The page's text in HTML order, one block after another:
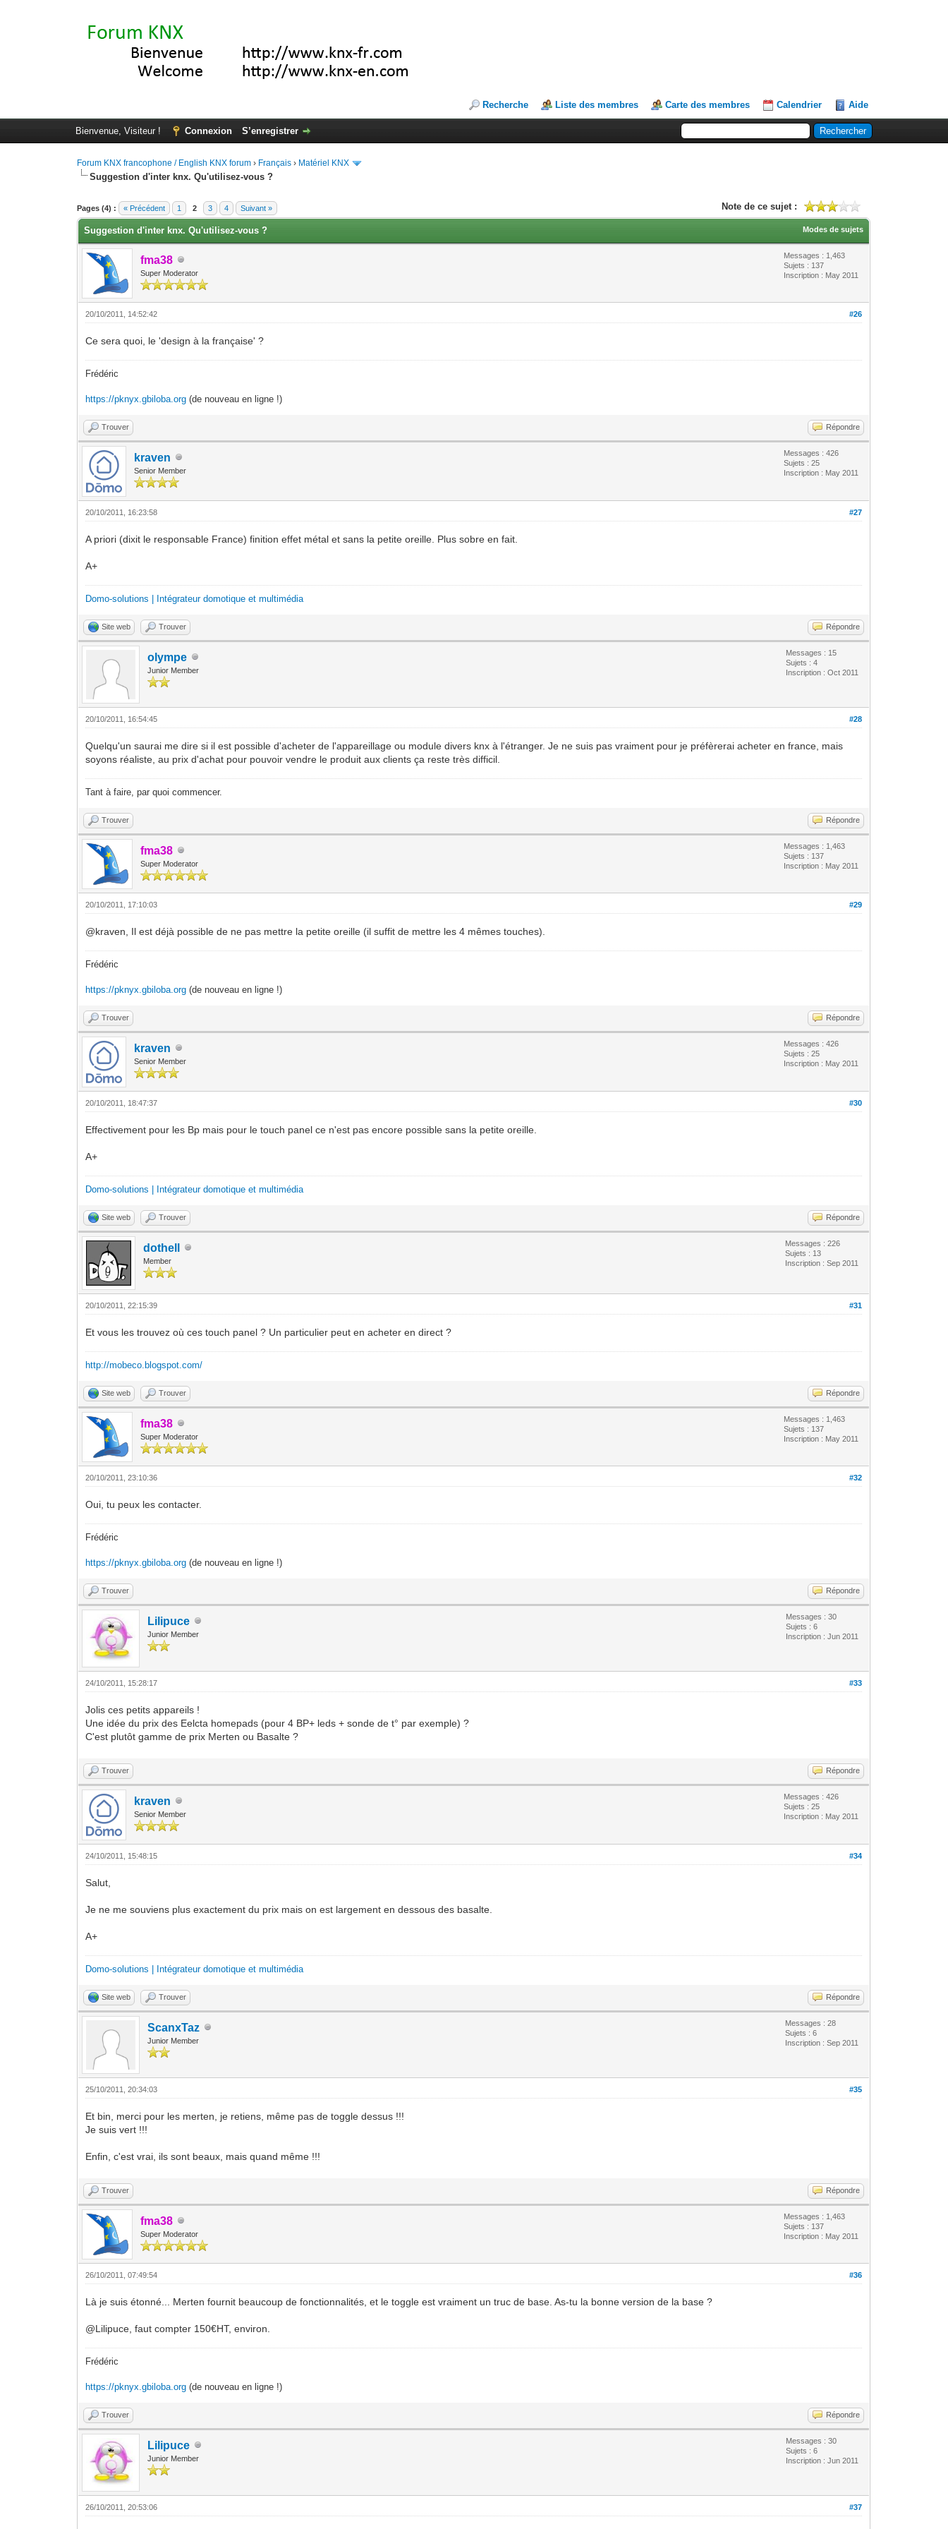
Recherche Liste des membres Carte des membres Calendrier Aide
Bienvenue, Visiteur ! Connexion S’enregistrer
Forum KNX francophone / English KNX forum › Français › Matériel KNX
Suggestion d'inter knx. Qu'utilisez-vous ?
Pages (4) : « Précédent 1 2 3 4 Suivant » Note de ce sujet :
Moyenne : 3 (1 vote(s))
1
2
3
4
5
Modes de sujets
Suggestion d'inter knx. Qu'utilisez-vous ?
fma38
Super Moderator
Messages : 1,463
Sujets : 137
Inscription : May 2011
#26
20/10/2011, 14:52:42
Ce sera quoi, le 'design à la française' ?
Frédéric
https://pknyx.gbiloba.org (de nouveau en ligne !)
Trouver Répondre
kraven
Senior Member
Messages : 426
Sujets : 25
Inscription : May 2011
#27
20/10/2011, 16:23:58
A priori (dixit le responsable France) finition effet métal et sans la petite oreille. Plus sobre en fait.
A+
Domo-solutions | Intégrateur domotique et multimédia
Site web Trouver Répondre
olympe
Junior Member
Messages : 15
Sujets : 4
Inscription : Oct 2011
#28
20/10/2011, 16:54:45
Quelqu'un saurai me dire si il est possible d'acheter de l'appareillage ou module divers knx à l'étranger. Je ne suis pas vraiment pour je préfèrerai acheter en france, mais
soyons réaliste, au prix d'achat pour pouvoir vendre le produit aux clients ça reste très difficil.
Tant à faire, par quoi commencer.
Trouver Répondre
fma38
Super Moderator
Messages : 1,463
Sujets : 137
Inscription : May 2011
#29
20/10/2011, 17:10:03
@kraven, Il est déjà possible de ne pas mettre la petite oreille (il suffit de mettre les 4 mêmes touches).
Frédéric
https://pknyx.gbiloba.org (de nouveau en ligne !)
Trouver Répondre
kraven
Senior Member
Messages : 426
Sujets : 25
Inscription : May 2011
#30
20/10/2011, 18:47:37
Effectivement pour les Bp mais pour le touch panel ce n'est pas encore possible sans la petite oreille.
A+
Domo-solutions | Intégrateur domotique et multimédia
Site web Trouver Répondre
dothell
Member
Messages : 226
Sujets : 13
Inscription : Sep 2011
#31
20/10/2011, 22:15:39
Et vous les trouvez où ces touch panel ? Un particulier peut en acheter en direct ?
http://mobeco.blogspot.com/
Site web Trouver Répondre
fma38
Super Moderator
Messages : 1,463
Sujets : 137
Inscription : May 2011
#32
20/10/2011, 23:10:36
Oui, tu peux les contacter.
Frédéric
https://pknyx.gbiloba.org (de nouveau en ligne !)
Trouver Répondre
Lilipuce
Junior Member
Messages : 30
Sujets : 6
Inscription : Jun 2011
#33
24/10/2011, 15:28:17
Jolis ces petits appareils !
Une idée du prix des Eelcta homepads (pour 4 BP+ leds + sonde de t° par exemple) ?
C'est plutôt gamme de prix Merten ou Basalte ?
Trouver Répondre
kraven
Senior Member
Messages : 426
Sujets : 25
Inscription : May 2011
#34
24/10/2011, 15:48:15
Salut,
Je ne me souviens plus exactement du prix mais on est largement en dessous des basalte.
A+
Domo-solutions | Intégrateur domotique et multimédia
Site web Trouver Répondre
ScanxTaz
Junior Member
Messages : 28
Sujets : 6
Inscription : Sep 2011
#35
25/10/2011, 20:34:03
Et bin, merci pour les merten, je retiens, même pas de toggle dessus !!!
Je suis vert !!!
Enfin, c'est vrai, ils sont beaux, mais quand même !!!
Trouver Répondre
fma38
Super Moderator
Messages : 1,463
Sujets : 137
Inscription : May 2011
#36
26/10/2011, 07:49:54
Là je suis étonné... Merten fournit beaucoup de fonctionnalités, et le toggle est vraiment un truc de base. As-tu la bonne version de la base ?
@Lilipuce, faut compter 150€HT, environ.
Frédéric
https://pknyx.gbiloba.org (de nouveau en ligne !)
Trouver Répondre
Lilipuce
Junior Member
Messages : 30
Sujets : 6
Inscription : Jun 2011
#37
26/10/2011, 20:53:06